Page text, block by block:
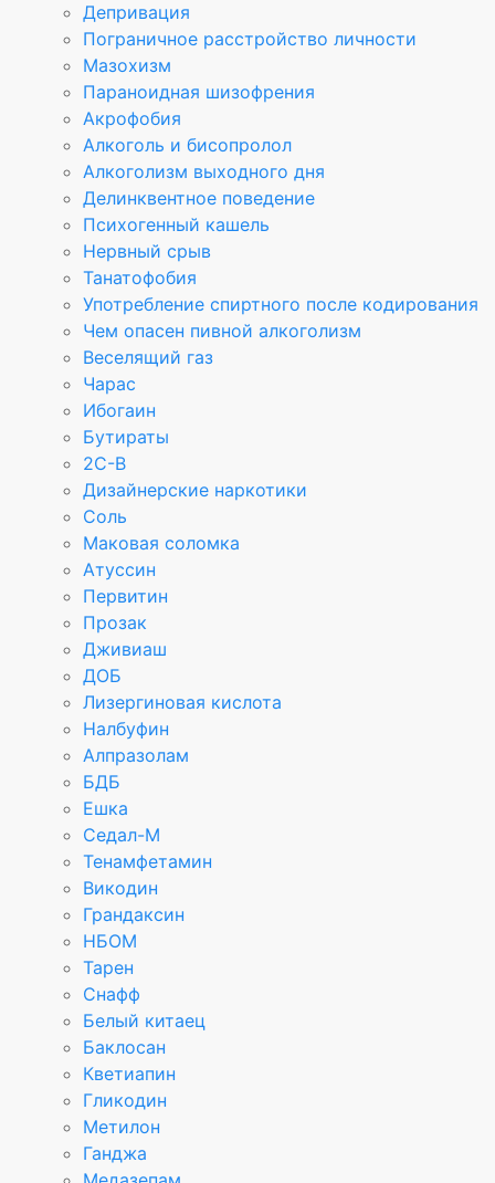
Депривация
Пограничное расстройство личности
Мазохизм
Параноидная шизофрения
Акрофобия
Алкоголь и бисопролол
Алкоголизм выходного дня
Делинквентное поведение
Психогенный кашель
Нервный срыв
Танатофобия
Употребление спиртного после кодирования
Чем опасен пивной алкоголизм
Веселящий газ
Чарас
Ибогаин
Бутираты
2C-B
Дизайнерские наркотики
Соль
Маковая соломка
Атуссин
Первитин
Прозак
Дживиаш
ДОБ
Лизергиновая кислота
Налбуфин
Алпразолам
БДБ
Ешка
Седал-М
Тенамфетамин
Викодин
Грандаксин
НБОМ
Тарен
Снафф
Белый китаец
Баклосан
Кветиапин
Гликодин
Метилон
Ганджа